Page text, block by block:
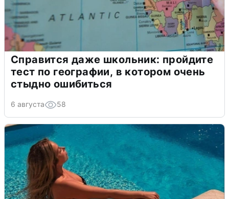
Справится даже школьник: пройдите
тест по географии, в котором очень
стыдно ошибиться
6 августа 58